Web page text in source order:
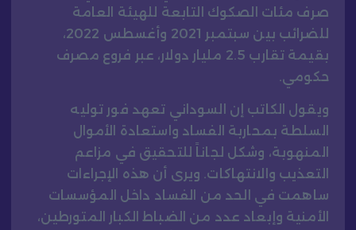
صرف مئات الصكوك التابعة للهيئة العامة
للضرائب بين سبتمبر 2021 وأغسطس 2022،
بقيمة تقارب 2.5 مليار دولار، عبر فروع مصرف
حكومي.
ويقول الكاتب إن السوداني تعهد فور توليه
السلطة بمحاربة الفساد واستعادة الأموال
المنهوبة، وشكل لجاناً للتحقيق في مزاعم
التعذيب والانتهاكات. ويرى أن هذه الإجراءات
ساهمت في الحد من الفساد داخل المؤسسات
الأمنية وإبعاد عدد من الضباط الكبار المتورطين،